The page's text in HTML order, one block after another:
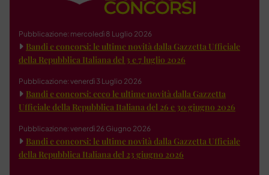
Pubblicazione: mercoledì 8 Luglio 2026
Bandi e concorsi: le ultime novità dalla Gazzetta Ufficiale
della Repubblica Italiana del 3 e 7 luglio 2026
Pubblicazione: venerdì 3 Luglio 2026
Bandi e concorsi: ecco le ultime novità dalla Gazzetta
Ufficiale della Repubblica Italiana del 26 e 30 giugno 2026
Pubblicazione: venerdì 26 Giugno 2026
Bandi e concorsi: le ultime novità dalla Gazzetta Ufficiale
della Repubblica Italiana del 23 giugno 2026